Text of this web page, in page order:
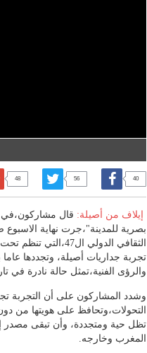
40
56
48
إيلاف من أصيلة: قال مشاركون،في
بصرية للمدينة"،جرت نهاية
الثقافي الدولي
تجربة جداريات أصيلة، وتجددها عاما
والرؤى الفنية،تمثل حالة نادرة في
وشدد المشاركون على أن التجربة
التحولات،وتحافظ على هويتها من
تظل حية ومتجددة، وأن تبقى مصدر
المغرب وخارجه.